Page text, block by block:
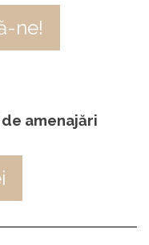
ne!
amenajări